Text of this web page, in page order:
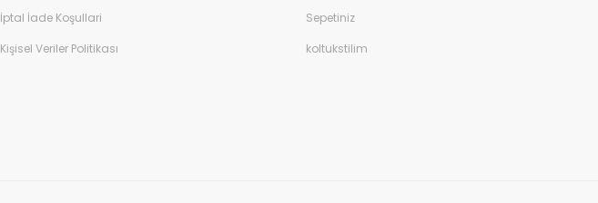
İptal İade Koşullari
Kişisel Veriler Politikası
Sepetiniz
koltukstilim